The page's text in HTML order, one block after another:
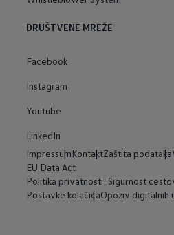
DRUŠTVENE MREŽE
Facebook
Instagram
Youtube
LinkedIn
ImpressumKontaktZaštita podataka
EU Data Act
Politika privatnosti_Sigurnost
Postavke kolačićaOpoziv digitalnih